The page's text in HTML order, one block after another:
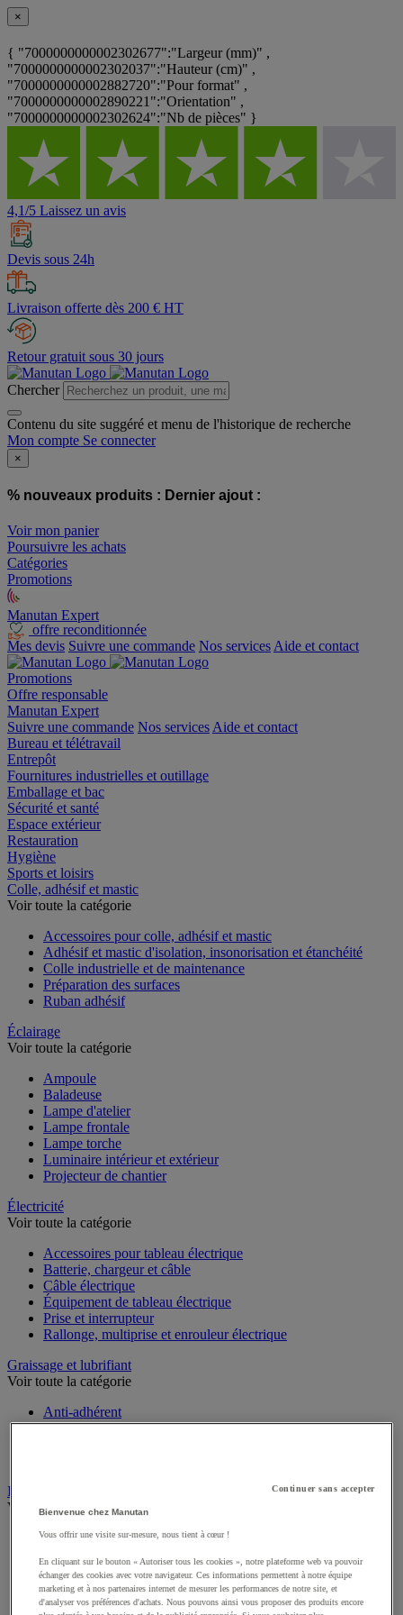
×
{ "7000000000002302677":"Largeur (mm)" ,
"7000000000002302037":"Hauteur (cm)" ,
"7000000000002882720":"Pour format" ,
"7000000000002890221":"Orientation" ,
"7000000000002302624":"Nb de pièces" }
4,1/5 Laissez un avis
Devis sous 24h
Livraison offerte dès 200 € HT
Retour gratuit sous 30 jours
Chercher
Contenu du site suggéré et menu de l'historique de recherche
Mon compte Se connecter
×
% nouveaux produits : Dernier ajout :
Voir mon panier
Poursuivre les achats
Catégories
Promotions
Manutan Expert
offre reconditionnée
Mes devis Suivre une commande Nos services Aide et contact
Promotions
Offre responsable
Manutan Expert
Suivre une commande Nos services Aide et contact
Bureau et télétravail
Entrepôt
Fournitures industrielles et outillage
Emballage et bac
Sécurité et santé
Espace extérieur
Restauration
Hygiène
Sports et loisirs
Colle, adhésif et mastic
Voir toute la catégorie
Accessoires pour colle, adhésif et mastic
Adhésif et mastic d'isolation, insonorisation et étanchéité
Colle industrielle et de maintenance
Préparation des surfaces
Ruban adhésif
Éclairage
Voir toute la catégorie
Ampoule
Baladeuse
Lampe d'atelier
Lampe frontale
Lampe torche
Luminaire intérieur et extérieur
Projecteur de chantier
Électricité
Voir toute la catégorie
Accessoires pour tableau électrique
Batterie, chargeur et câble
Câble électrique
Équipement de tableau électrique
Prise et interrupteur
Rallonge, multiprise et enrouleur électrique
Graissage et lubrifiant
Voir toute la catégorie
Anti-adhérent
Graisse et huile
Instrument de mesure
Voir toute la catégorie
Balance industrielle
Dynamomètre
Équipement optique
Instrument de mesure de laboratoire
Continuer sans accepter
Bienvenue chez Manutan
Vous offrir une visite sur-mesure, nous tient à cœur !
En cliquant sur le bouton « Autoriser tous les cookies », notre plateforme web va pouvoir
échanger des cookies avec votre navigateur. Ces informations permettent à notre équipe
marketing et à nos partenaires internet de mesurer les performances de notre site, et
d'analyser vos préférences d'achats. Nous pouvons ainsi vous proposer des produits encore